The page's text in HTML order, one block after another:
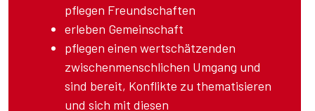
pflegen Freundschaften
erleben Gemeinschaft
pflegen einen wertschätzenden
zwischenmenschlichen Umgang und
sind bereit, Konflikte zu thematisieren
und sich mit diesen